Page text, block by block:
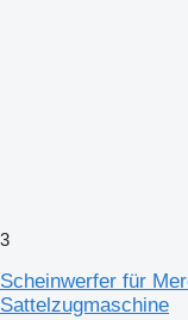
3
Scheinwerfer für
Sattelzugmaschine